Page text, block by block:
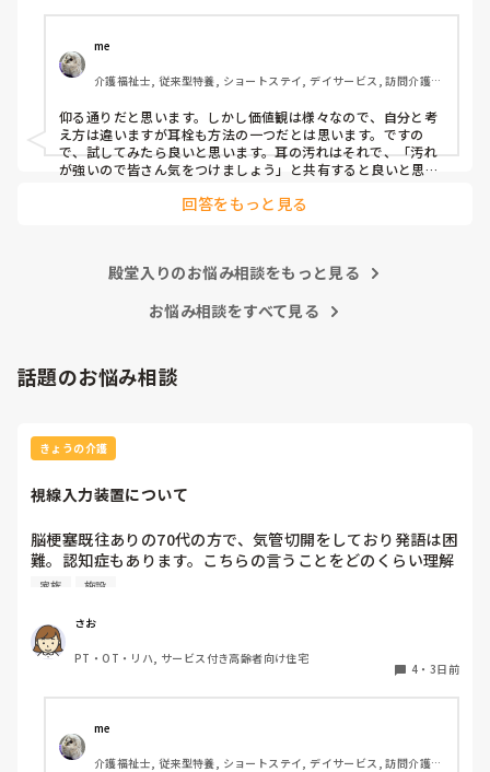
耳栓の管理も大変だと思いますし（衛生的に消毒なども必要
かと）、皆さんどう思われますか？
me
介護福祉士, 従来型特養, ショートステイ, デイサービス, 訪問介護,
仰る通りだと思います。しかし価値観は様々なので、自分と考
え方は違いますが耳栓も方法の一つだとは思います。ですの
で、試してみたら良いと思います。耳の汚れはそれで、「汚れ
が強いので皆さん気をつけましょう」と共有すると良いと思い
回答をもっと見る
殿堂入りのお悩み相談をもっと見る
お悩み相談をすべて見る
話題のお悩み相談
きょうの介護
視線入力装置について
脳梗塞既往ありの70代の方で、気管切開をしており発語は困
難。認知症もあります。こちらの言うことをどのくらい理解
しているかは不明ですが、問いかけに頷くことはよくありま
られます。この前ケアマネの方からお話しを聞いたら、視線
入力装置？を導入したいと息子さんがおっしゃっているそう
です。そこで、施設などで実際使われている利用者の方がい
なせるものなのかお聞きしたいです。
家族 施設
さお
PT・OT・リハ, サービス付き高齢者向け住宅
4 ・ 3日前
me
介護福祉士, 従来型特養, ショートステイ, デイサービス, 訪問介護,